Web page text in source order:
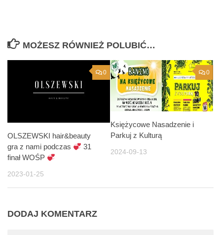
MOŻESZ RÓWNIEŻ POLUBIĆ…
0
OLSZEWSKI hair&beauty
gra z nami podczas
31
finał WOŚP
2023-01-25
0
Księżycowe Nasadzenie i
Parkuj z Kulturą
2024-09-13
DODAJ KOMENTARZ